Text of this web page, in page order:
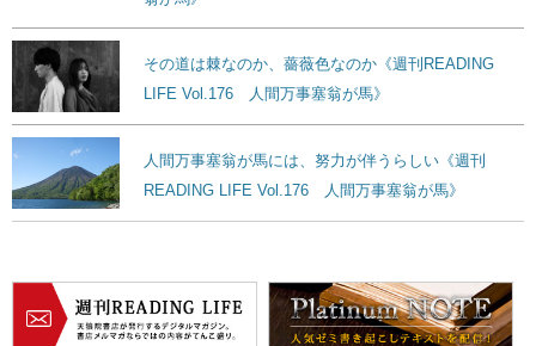
その道は棘なのか、薔薇色なのか《週刊READING
LIFE Vol.176 人間万事塞翁が馬》
人間万事塞翁が馬には、努力が伴うらしい《週刊
READING LIFE Vol.176 人間万事塞翁が馬》